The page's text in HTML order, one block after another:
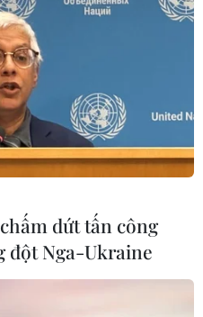
cá nhân.
dứt tấn công
đột Nga-Ukraine